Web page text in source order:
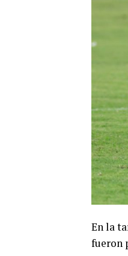
En la
fueron